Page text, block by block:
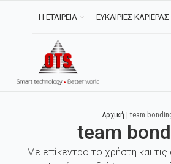
Η ΕΤΑΙΡΕΙΑ ΕΥΚΑΙΡΙΕΣ ΚΑΡΙΕΡΑΣ
Αρχική | team
team
Με επίκεντρο το χρήστη και